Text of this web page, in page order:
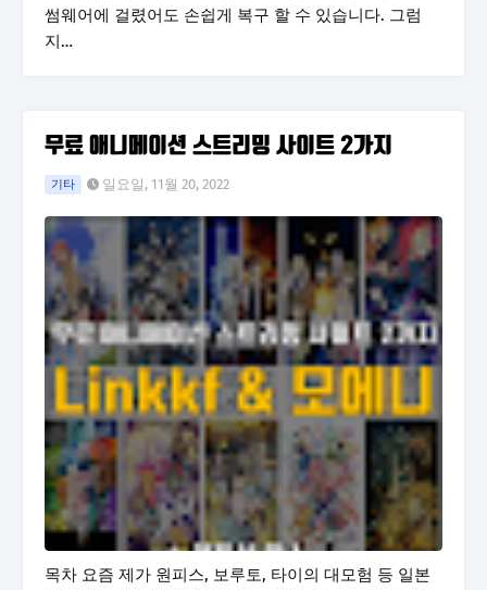
썸웨어에 걸렸어도 손쉽게 복구 할 수 있습니다. 그럼
지…
무료 애니메이션 스트리밍 사이트 2가지
기타 일요일, 11월 20, 2022
목차 요즘 제가 원피스, 보루토, 타이의 대모험 등 일본